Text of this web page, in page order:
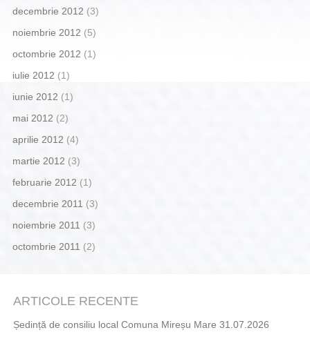
decembrie 2012 (3)
noiembrie 2012 (5)
octombrie 2012 (1)
iulie 2012 (1)
iunie 2012 (1)
mai 2012 (2)
aprilie 2012 (4)
martie 2012 (3)
februarie 2012 (1)
decembrie 2011 (3)
noiembrie 2011 (3)
octombrie 2011 (2)
ARTICOLE RECENTE
Ședință de consiliu local Comuna Mireșu Mare 31.07.2026